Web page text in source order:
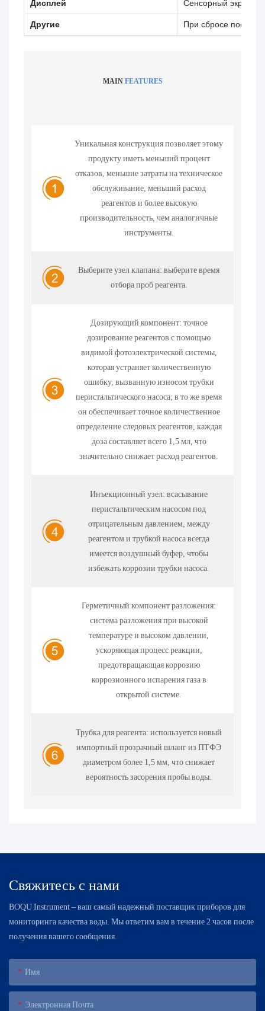
Дисплей Сенсорный экран и
Другие При сбросе после
MAIN FEATURES
Уникальная конструкция позволяет этому
продукту иметь меньший процент
отказов, меньшие затраты на техническое
обслуживание, меньший расход
реагентов и более высокую
производительность, чем аналогичные
инструменты.
Выберите узел клапана: выберите время
отбора проб реагента.
Дозирующий компонент: точное
дозирование реагентов с помощью
видимой фотоэлектрической системы,
которая устраняет количественную
ошибку, вызванную износом трубки
перистальтического насоса; в то же время
он обеспечивает точное количественное
определение следовых реагентов, каждая
доза составляет всего 1,5 мл, что
значительно снижает расход реагентов.
Инъекционный узел: всасывание
перистальтическим насосом под
отрицательным давлением, между
реагентом и трубкой насоса всегда
имеется воздушный буфер, чтобы
избежать коррозии трубки насоса.
Герметичный компонент разложения:
система разложения при высокой
температуре и высоком давлении,
ускоряющая процесс реакции,
предотвращающая коррозию
коррозионного испарения газа в
открытой системе.
Трубка для реагента: используется новый
импортный прозрачный шланг из ПТФЭ
диаметром более 1,5 мм, что снижает
вероятность засорения пробы воды.
Свяжитесь с нами
BOQU Instrument – ​​ваш самый надежный поставщик приборов для
мониторинга качества воды. Мы ответим вам в течение 2 часов после
получения вашего сообщения.
Имя
Электронная Почта